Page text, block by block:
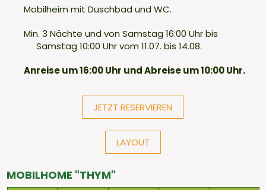
Mobilheim mit Duschbad und WC.
Min. 3 Nächte und von Samstag 16:00 Uhr bis
Samstag 10:00 Uhr vom 11.07. bis 14.08.
Anreise um 16:00 Uhr und Abreise um 10:00 Uhr.
JETZT RESERVIEREN
LAYOUT
MOBILHOME "THYM"